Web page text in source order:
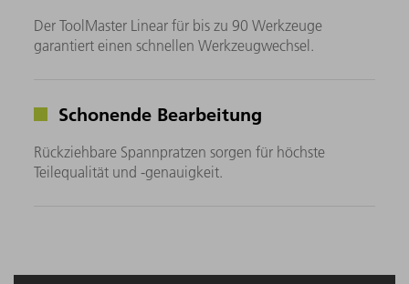
Der ToolMaster Linear für bis zu 90 Werkzeuge
garantiert einen schnellen Werkzeugwechsel.
Schonende Bearbeitung
Rückziehbare Spannpratzen sorgen für höchste
Teilequalität und -genauigkeit.